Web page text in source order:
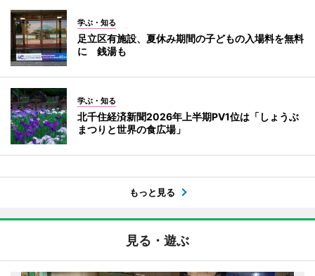
学ぶ・知る
足立区有施設、夏休み期間の子どもの入場料を無料
に 銭湯も
学ぶ・知る
北千住経済新聞2026年上半期PV1位は「しょうぶ
まつりと世界の食広場」
もっと見る
見る・遊ぶ